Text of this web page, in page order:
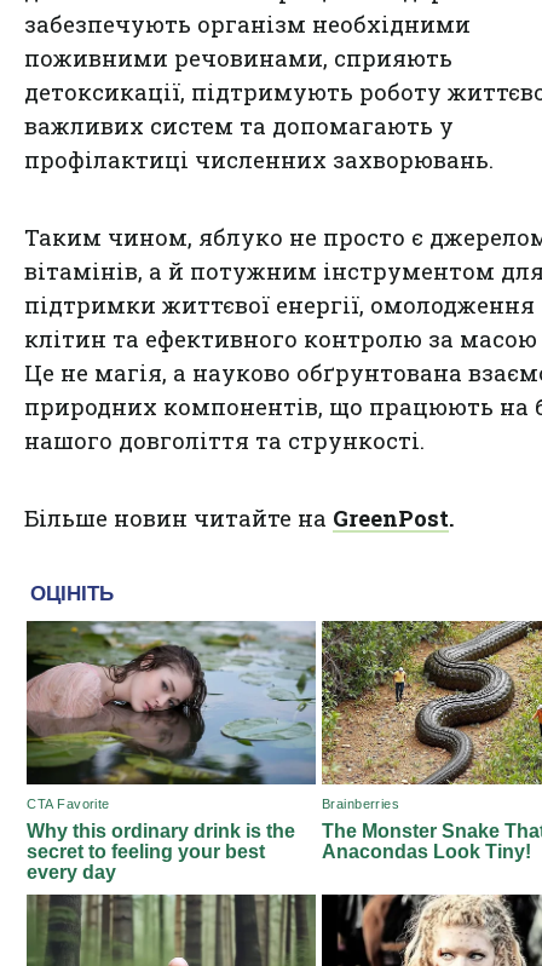
забезпечують організм необхідними
поживними речовинами, сприяють
детоксикації, підтримують роботу
важливих систем та допомагають у
профілактиці численних захворювань.
Таким чином, яблуко не просто є
вітамінів, а й потужним інструментом
підтримки життєвої енергії, омолодження
клітин та ефективного контролю за масою
Це не магія, а науково обґрунтована
природних компонентів, що працюють на
нашого довголіття та стрункості.
Більше новин читайте на GreenPost.